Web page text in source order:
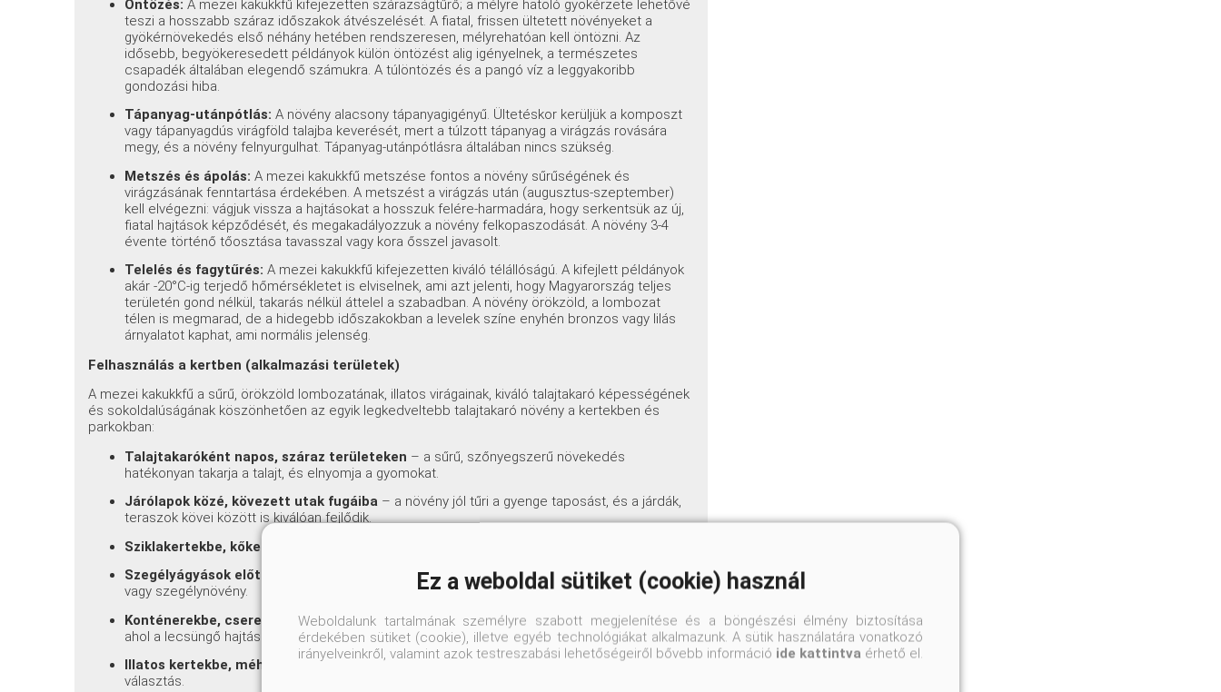
Öntözés: A mezei kakukkfű kifejezetten szárazságtűrő; a mélyre hatoló gyökérzete lehetővé
teszi a hosszabb száraz időszakok átvészelését. A fiatal, frissen ültetett növényeket a
gyökérnövekedés első néhány hetében rendszeresen, mélyrehatóan kell öntözni. Az
idősebb, begyökeresedett példányok külön öntözést alig igényelnek, a természetes
csapadék általában elegendő számukra. A túlöntözés és a pangó víz a leggyakoribb
gondozási hiba.
Tápanyag-utánpótlás: A növény alacsony tápanyagigényű. Ültetéskor kerüljük a komposzt
vagy tápanyagdús virágföld talajba keverését, mert a túlzott tápanyag a virágzás rovására
megy, és a növény felnyurgulhat. Tápanyag-utánpótlásra általában nincs szükség.
Metszés és ápolás: A mezei kakukkfű metszése fontos a növény sűrűségének és
virágzásának fenntartása érdekében. A metszést a virágzás után (augusztus-szeptember)
kell elvégezni: vágjuk vissza a hajtásokat a hosszuk felére-harmadára, hogy serkentsük az új,
fiatal hajtások képződését, és megakadályozzuk a növény felkopaszodását. A növény 3-4
évente történő tőosztása tavasszal vagy kora ősszel javasolt.
Telelés és fagytűrés: A mezei kakukkfű kifejezetten kiváló télállóságú. A kifejlett példányok
akár -20°C-ig terjedő hőmérsékletet is elviselnek, ami azt jelenti, hogy Magyarország teljes
területén gond nélkül, takarás nélkül áttelel a szabadban. A növény örökzöld, a lombozat
télen is megmarad, de a hidegebb időszakokban a levelek színe enyhén bronzos vagy lilás
árnyalatot kaphat, ami normális jelenség.
Felhasználás a kertben (alkalmazási területek)
A mezei kakukkfű a sűrű, örökzöld lombozatának, illatos virágainak, kiváló talajtakaró képességének
és sokoldalúságának köszönhetően az egyik legkedveltebb talajtakaró növény a kertekben és
parkokban:
Talajtakaróként napos, száraz területeken – a sűrű, szőnyegszerű növekedés
hatékonyan takarja a talajt, és elnyomja a gyomokat.
Járólapok közé, kövezett utak fugáiba – a növény jól tűri a gyenge taposást, és a járdák,
teraszok kövei között is kiválóan fejlődik.
Sziklakertekbe, kőkertekbe
Szegélyágyások előterébe
– a kompakt méret és az örökzöld lombozat miatt kiváló előtér-
vagy szegélynövény.
Konténerekbe, cserepekbe, teraszokra, erkélyekre – kiválóan nevelhető konténerben is,
ahol a lecsüngő hajtások látványosak.
Illatos kertekbe, méhlegelőként
– a virágok illata és a beporzók vonzása miatt kiváló
választás.
Ez a weboldal sütiket (cookie) használ
Weboldalunk tartalmának személyre szabott megjelenítése és a böngészési élmény biztosítása
érdekében sütiket (cookie), illetve egyéb technológiákat alkalmazunk. A sütik használatára vonatkozó
irányelveinkről, valamint azok testreszabási lehetőségeiről bővebb információ ide kattintva érhető el.